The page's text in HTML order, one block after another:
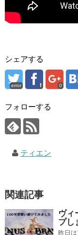
シェアする
error 0
フォローする
ティエン
関連記事
ヴィ
プし
昨日